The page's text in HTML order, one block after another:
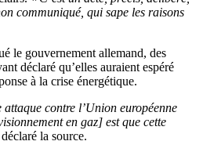
communiqué, qui sape les raisons
le gouvernement allemand, des
déclaré qu’elles auraient espéré
à la crise énergétique.
contre l’Union européenne
en gaz] est que cette
la source.